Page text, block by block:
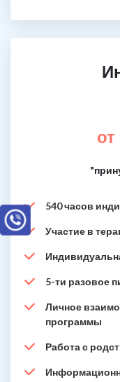
от
540 часов
Участие в
5-ти разовое
Личное
программы
Работа с